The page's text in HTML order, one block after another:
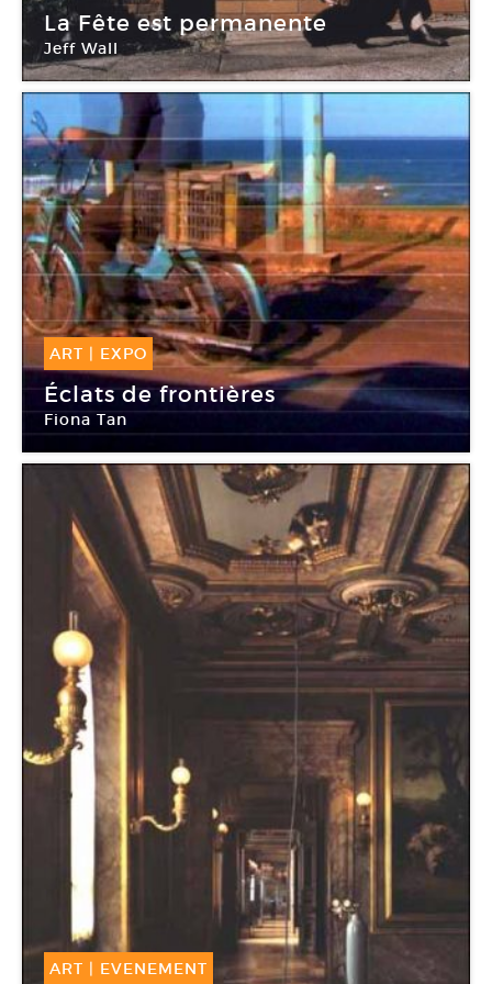
10 Oct -19 Jan 2009
La Fête est permanente
Jeff Wall
Frac Champagne-Ardenne
ART EXPO
19 Sep -13 Déc 2008
Éclats de frontières
Fiona Tan
ART EVENEMENT